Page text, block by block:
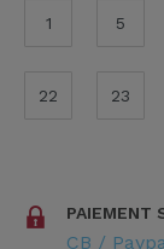
1 5
22 23
PAIEMENT
CB /